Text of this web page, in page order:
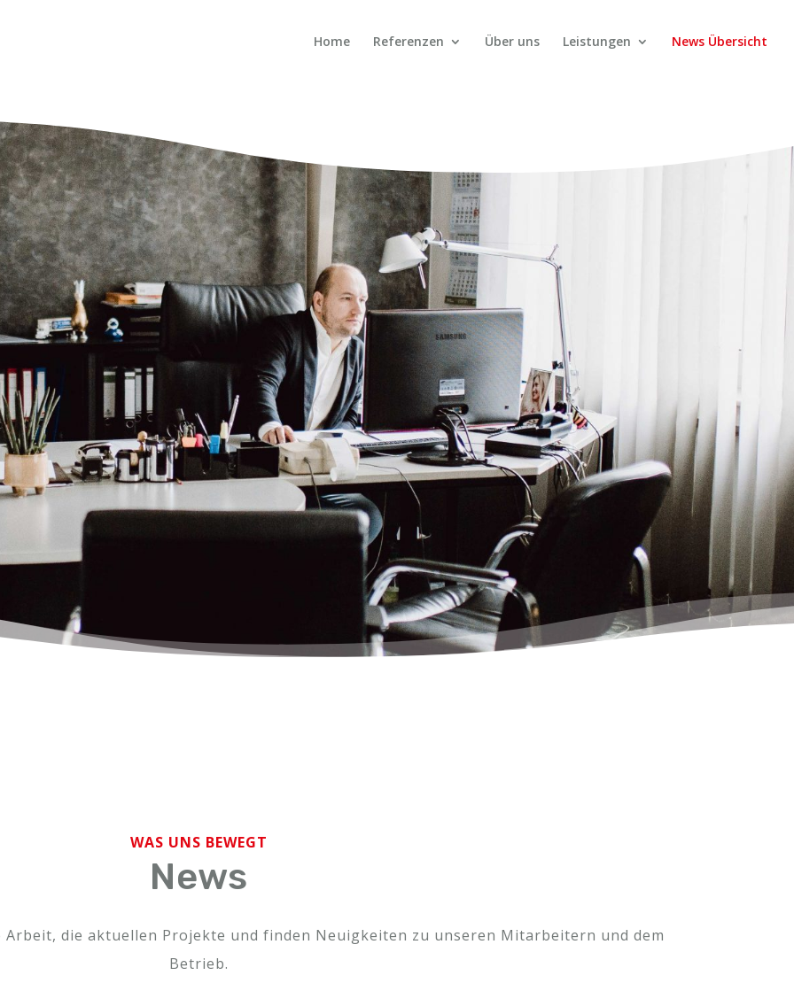
Home Referenzen Über uns Leistungen News Übersicht
WAS UNS BEWEGT
News
die aktuellen Projekte und finden Neuigkeiten zu unseren Mitarbeitern und dem
Betrieb.